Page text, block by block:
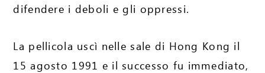
difendere i deboli e gli oppressi.
La pellicola uscì nelle sale di Hong Kong il
15 agosto 1991 e il successo fu immediato,